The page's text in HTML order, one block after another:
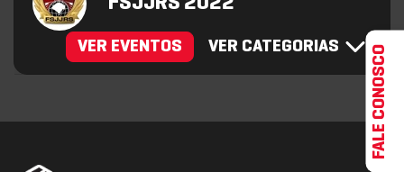
VER CATEGORIAS
VER EVENTOS FALE CONOSCO